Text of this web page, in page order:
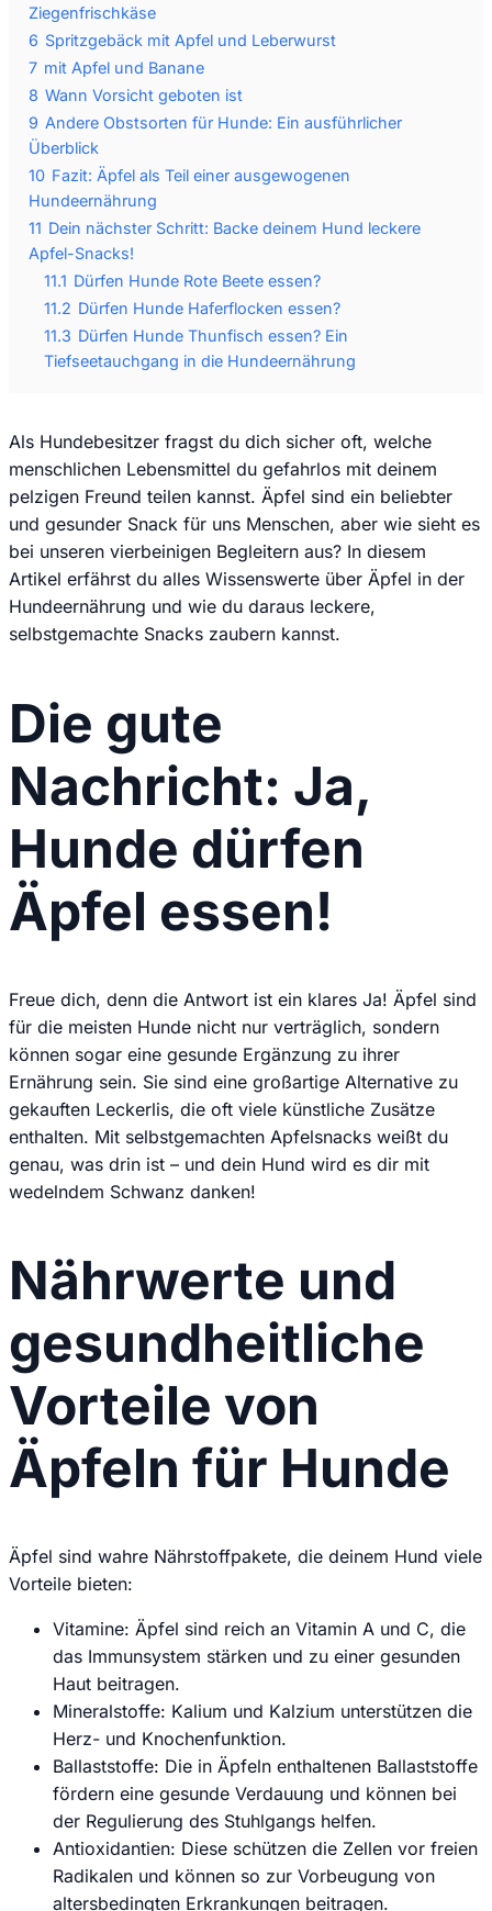
Ziegenfrischkäse
6 Spritzgebäck mit Apfel und Leberwurst
7 mit Apfel und Banane
8 Wann Vorsicht geboten ist
9 Andere Obstsorten für Hunde: Ein ausführlicher
Überblick
10 Fazit: Äpfel als Teil einer ausgewogenen
Hundeernährung
11 Dein nächster Schritt: Backe deinem Hund leckere
Apfel-Snacks!
11.1 Dürfen Hunde Rote Beete essen?
11.2 Dürfen Hunde Haferflocken essen?
11.3 Dürfen Hunde Thunfisch essen? Ein
Tiefseetauchgang in die Hundeernährung
Als Hundebesitzer fragst du dich sicher oft, welche
menschlichen Lebensmittel du gefahrlos mit deinem
pelzigen Freund teilen kannst. Äpfel sind ein beliebter
und gesunder Snack für uns Menschen, aber wie sieht es
bei unseren vierbeinigen Begleitern aus? In diesem
Artikel erfährst du alles Wissenswerte über Äpfel in der
Hundeernährung und wie du daraus leckere,
selbstgemachte Snacks zaubern kannst.
Die gute
Nachricht: Ja,
Hunde dürfen
Äpfel essen!
Freue dich, denn die Antwort ist ein klares Ja! Äpfel sind
für die meisten Hunde nicht nur verträglich, sondern
können sogar eine gesunde Ergänzung zu ihrer
Ernährung sein. Sie sind eine großartige Alternative zu
gekauften Leckerlis, die oft viele künstliche Zusätze
enthalten. Mit selbstgemachten Apfelsnacks weißt du
genau, was drin ist – und dein Hund wird es dir mit
wedelndem Schwanz danken!
Nährwerte und
gesundheitliche
Vorteile von
Äpfeln für Hunde
Äpfel sind wahre Nährstoffpakete, die deinem Hund viele
Vorteile bieten:
Vitamine: Äpfel sind reich an Vitamin A und C, die
das Immunsystem stärken und zu einer gesunden
Haut beitragen.
Mineralstoffe: Kalium und Kalzium unterstützen die
Herz- und Knochenfunktion.
Ballaststoffe: Die in Äpfeln enthaltenen Ballaststoffe
fördern eine gesunde Verdauung und können bei
der Regulierung des Stuhlgangs helfen.
Antioxidantien: Diese schützen die Zellen vor freien
Radikalen und können so zur Vorbeugung von
altersbedingten Erkrankungen beitragen.